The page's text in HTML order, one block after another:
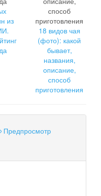
из
18 видов чая
(фото): какой
бывает,
названия,
описание,
способ
приготовления
Предпросмотр